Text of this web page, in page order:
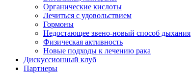
Органические кислоты
Лечиться с удовольствием
Гормоны
Недостающее звено-новый способ дыхания
Физическая активность
Новые подходы к лечению рака
Дискуссионный клуб
Партнеры